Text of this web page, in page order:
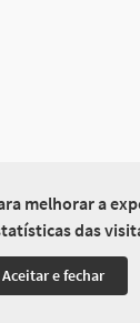
melhorar a
das
Aceitar e fechar